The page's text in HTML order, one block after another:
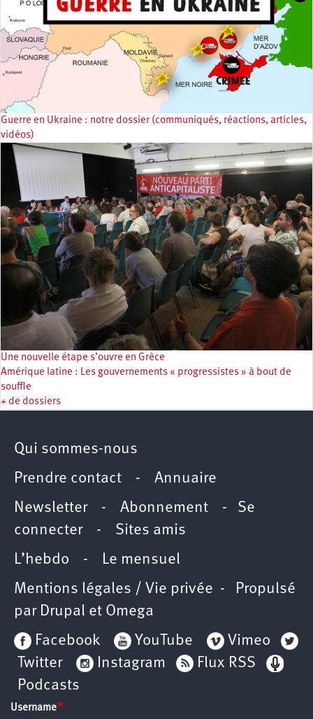
Guerre en Ukraine : notre dossier (communiqués, réactions, articles,
vidéos)
Une nouvelle étape s’ouvre en Grèce
Amérique latine : Les gouvernements « progressistes » à bout de
souffle
+ de dossiers
Qui sommes-nous
Prendre contact - Annuaire
Newsletter - Abonnement - Se
connecter- Sites amis
L’hebdo - Le mensuel
Mentions légales / Vie privée - Propulsé
par Drupal et Omega
Facebook
YouTube
Vimeo
Twitter
Instagram
Flux RSS
Podcasts
Username